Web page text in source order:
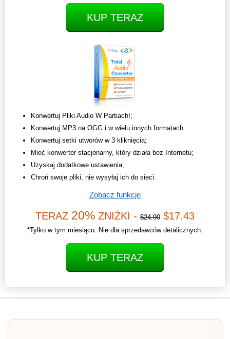
KUP TERAZ
Konwertuj Pliki Audio W Partiach!;
Konwertuj MP3 na OGG i w wielu innych formatach
Konwertuj setki utworów w 3 kliknięcia;
Mieć konwerter stacjonarny, który działa bez Internetu;
Uzyskaj dodatkowe ustawienia;
Chroń swoje pliki, nie wysyłaj ich do sieci.
Zobacz funkcje
TERAZ 20% ZNIŻKI - $24.90 $17.43
*Tylko w tym miesiącu. Nie dla sprzedawców detalicznych.
KUP TERAZ